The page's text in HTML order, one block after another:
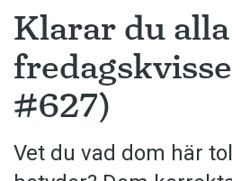
Klarar du
#627)
Vet du vad dom här